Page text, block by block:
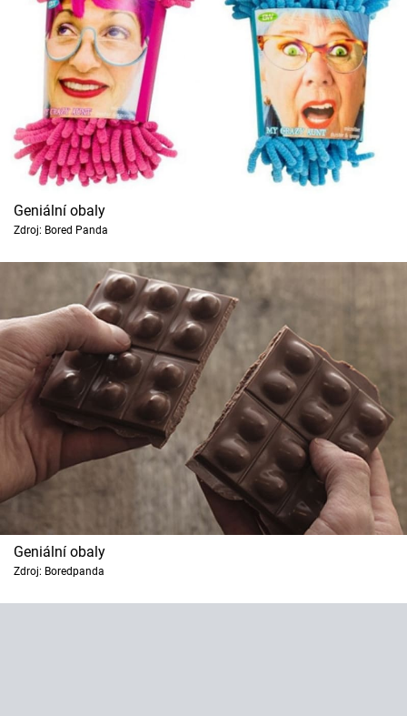
Geniální obaly
Zdroj: Bored Panda
Geniální obaly
Zdroj: Boredpanda